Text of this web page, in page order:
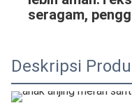
seragam,
Deskripsi